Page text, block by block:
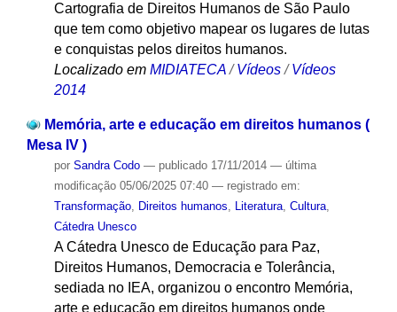
Cartografia de Direitos Humanos de São Paulo
que tem como objetivo mapear os lugares de lutas
e conquistas pelos direitos humanos.
Localizado em MIDIATECA / Vídeos / Vídeos
2014
Memória, arte e educação em direitos humanos (
Mesa IV )
por Sandra Codo — publicado17/11/2014 — última
modificação05/06/2025 07:40 — registrado em:
Transformação, Direitos humanos, Literatura, Cultura,
Cátedra Unesco
A Cátedra Unesco de Educação para Paz,
Direitos Humanos, Democracia e Tolerância,
sediada no IEA, organizou o encontro Memória,
arte e educação em direitos humanos onde